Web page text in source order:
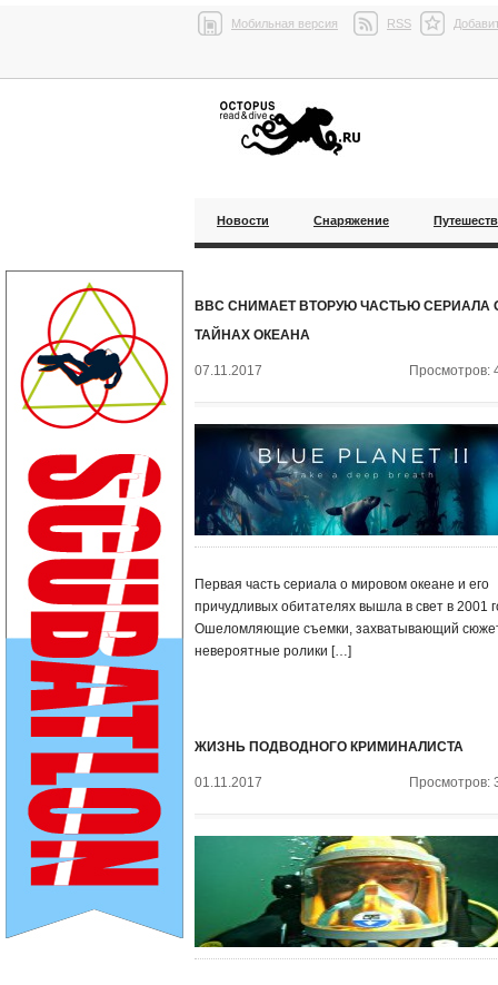
Мобильная версия RSS
Новости Снаряжение
BBC СНИМАЕТ ВТОРУЮ ЧАСТЬЮ СЕРИАЛА
ТАЙНАХ ОКЕАНА
07.11.2017 Просмотров:
Первая часть сериала о мировом океане и его
причудливых обитателях вышла в свет в 2001
Ошеломляющие съемки, захватывающий
невероятные ролики […]
ЖИЗНЬ ПОДВОДНОГО КРИМИНАЛИСТА
01.11.2017 Просмотров: